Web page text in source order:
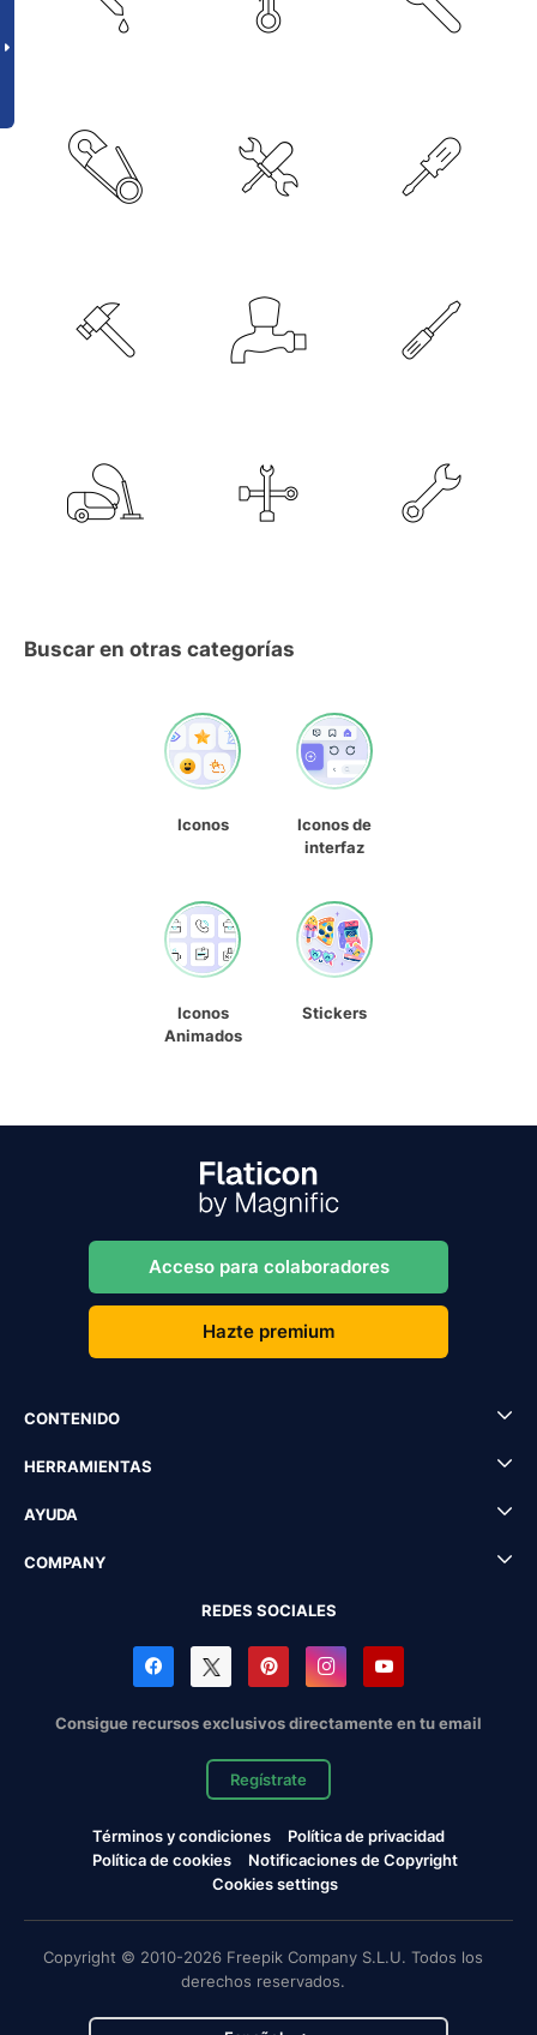
Buscar en otras categorías
Iconos
Iconos de
interfaz
Iconos
Animados
Stickers
Acceso para colaboradores
Hazte premium
CONTENIDO
HERRAMIENTAS
AYUDA
COMPANY
REDES SOCIALES
Consigue recursos exclusivos directamente en tu email
Regístrate
Términos y condiciones
Política de privacidad
Política de cookies
Notificaciones de Copyright
Cookies settings
Copyright © 2010-2026 Freepik Company S.L.U. Todos los
derechos reservados.